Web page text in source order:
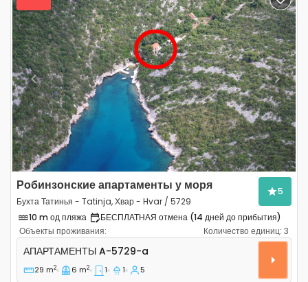
Previous Next
Робинзонские апартаменты у моря
Бухта Татинья - Tatinja, Хвар - Hvar / 5729
5
10 m од пляжа
БЕСПЛАТНАЯ отмена (14 дней до прибытия)
Объекты проживания:
Количество единиц: 3
Однокомнатные апартаменты Бухта Татинья -
АПАРТАМЕНТЫ A-5729-a
29 m2 6 m2 1 1 5